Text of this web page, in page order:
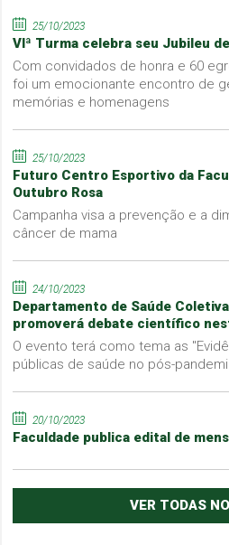
25/10/2023
VIª Turma celebra seu Jubileu
Com convidados de honra e 60
foi um emocionante encontro de
memórias e homenagens
25/10/2023
Futuro Centro Esportivo da
Outubro Rosa
Campanha visa a prevenção e a
câncer de mama
24/10/2023
Departamento de Saúde
promoverá debate científico
O evento terá como tema as
públicas de saúde no pós-
20/10/2023
Faculdade publica edital de
VER TODAS